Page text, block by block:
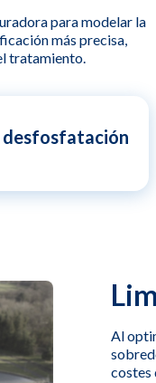
para modelar la
más precisa,
tratamiento.
desfosfatación
Al
costes